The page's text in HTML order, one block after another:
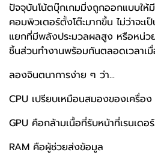
ปัจจุบันโน้ตบุ๊กเกมมิ่งถูกออกแบบให้
คอมพิวเตอร์ตั้งโต๊ะมากขึ้น ไม่ว่าจะ
แยกที่มีพลังประมวลผลสูง หรือหน่ว
ชิ้นส่วนทำงานพร้อมกันตลอดเวลาเ
ลองจินตนาการง่าย ๆ ว่า...
CPU เปรียบเหมือนสมองของเครื่อง
GPU คือกล้ามเนื้อที่รับหน้าที่เรนเดอ
RAM คือผู้ช่วยส่งข้อมูล